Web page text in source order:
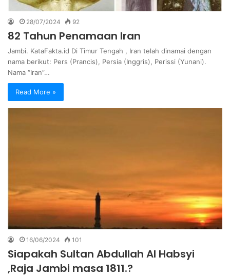
28/07/2024 92
82 Tahun Penamaan Iran
Jambi. KataFakta.id Di Timur Tengah , Iran telah dinamai dengan
nama berikut: Pers (Prancis), Persia (Inggris), Perissi (Yunani).
Nama “Iran”…
Read More »
16/06/2024 101
Siapakah Sultan Abdullah Al Habsyi
,Raja Jambi masa 1811.?